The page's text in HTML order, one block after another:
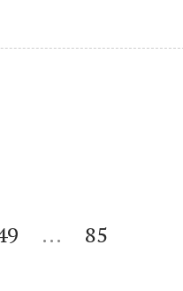
... 85